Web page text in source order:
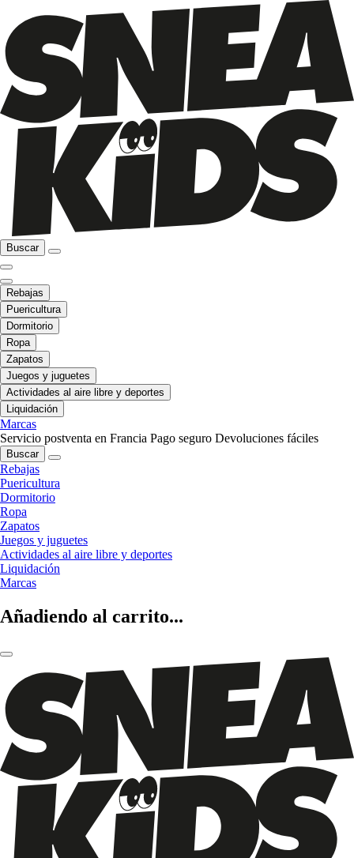
Buscar
Rebajas
Puericultura
Dormitorio
Ropa
Zapatos
Juegos y juguetes
Actividades al aire libre y deportes
Liquidación
Marcas
Servicio postventa en Francia Pago seguro Devoluciones fáciles
Buscar
Rebajas
Puericultura
Dormitorio
Ropa
Zapatos
Juegos y juguetes
Actividades al aire libre y deportes
Liquidación
Marcas
Añadiendo al carrito...